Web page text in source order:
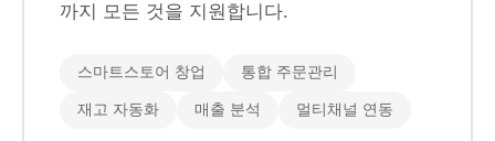
까지 모든 것을 지원합니다.
스마트스토어 창업 통합 주문관리
재고 자동화 매출 분석 멀티채널 연동